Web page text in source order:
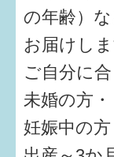
の年齢）
お届けしま
ご自分に
未婚の方・
妊娠中の方